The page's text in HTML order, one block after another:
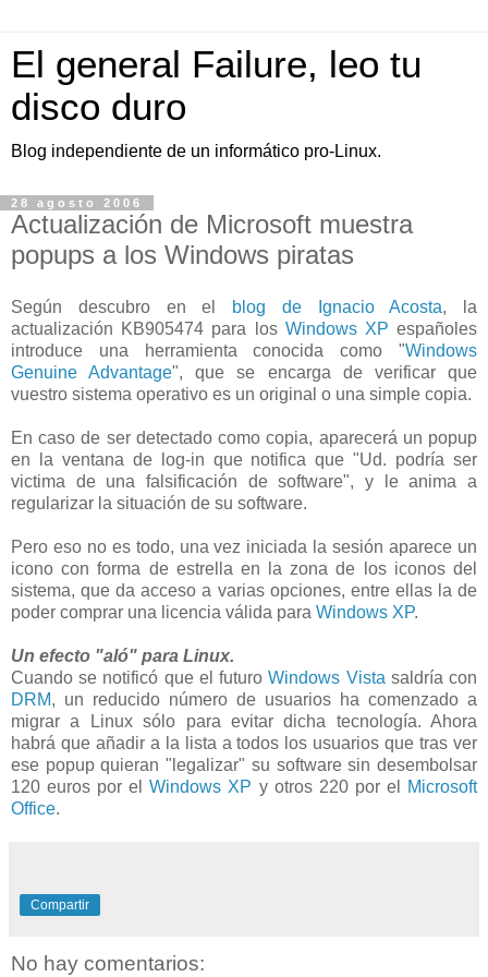
El general Failure, leo tu
disco duro
Blog independiente de un informático pro-Linux.
28 agosto 2006
Actualización de Microsoft muestra
popups a los Windows piratas
Según descubro en el blog de Ignacio Acosta, la
actualización KB905474 para los Windows XP españoles
introduce una herramienta conocida como "Windows
Genuine Advantage", que se encarga de verificar que
vuestro sistema operativo es un original o una simple copia.
En caso de ser detectado como copia, aparecerá un popup
en la ventana de log-in que notifica que "Ud. podría ser
victima de una falsificación de software", y le anima a
regularizar la situación de su software.
Pero eso no es todo, una vez iniciada la sesión aparece un
icono con forma de estrella en la zona de los iconos del
sistema, que da acceso a varias opciones, entre ellas la de
poder comprar una licencia válida para Windows XP.
Un efecto "aló" para Linux.
Cuando se notificó que el futuroWindows Vista saldría con
DRM, un reducido número de usuarios ha comenzado a
migrar a Linux sólo para evitar dicha tecnología. Ahora
habrá que añadir a la lista a todos los usuarios que tras ver
ese popup quieran "legalizar" su software sin desembolsar
120 euros por elWindows XP y otros 220 por el
Microsoft
Office.
Compartir
No hay comentarios: